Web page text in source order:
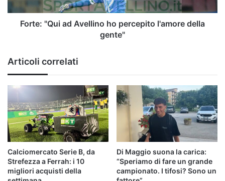
gente"
Forte: "Qui ad Avellino ho percepito l'amore della
gente"
Articoli correlati
Calciomercato Serie B, da
Strefezza a Ferrah: i 10
migliori acquisti della
Di Maggio suona la carica:
“Speriamo di fare un grande
campionato. I tifosi? Sono un